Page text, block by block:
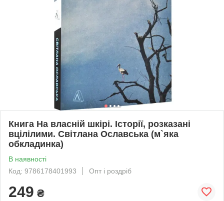
Книга На власній шкірі. Історії, розказані
вцілілими. Світлана Ославська (м`яка
обкладинка)
В наявності
Код: 9786178401993
Опт і роздріб
249 ₴